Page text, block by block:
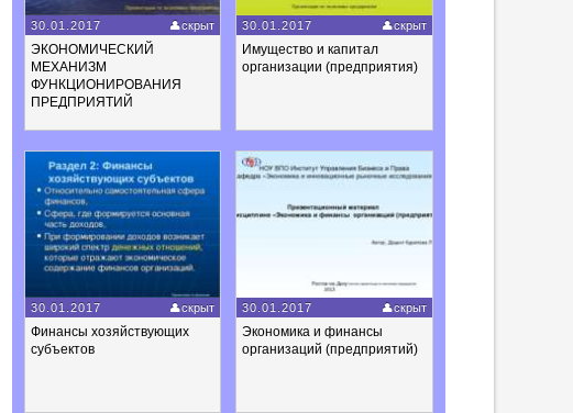
30.01.2017 скрыт
ЭКОНОМИЧЕСКИЙ
МЕХАНИЗМ
ФУНКЦИОНИРОВАНИЯ
ПРЕДПРИЯТИЙ
30.01.2017 скрыт
Имущество и капитал
организации (предприятия)
30.01.2017 скрыт
Финансы хозяйствующих
субъектов
30.01.2017 скрыт
Экономика и финансы
организаций (предприятий)